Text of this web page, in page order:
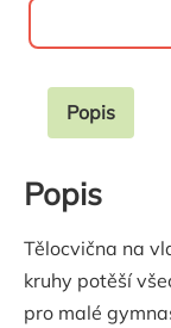
Popis
Popis
Tělocvična na
kruhy potěší
pro malé